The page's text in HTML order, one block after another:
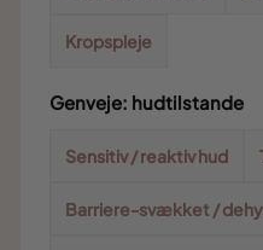
Kropspleje
Genveje: hudtilstande
Sensitiv / reaktiv hud
Barriere-svækket /